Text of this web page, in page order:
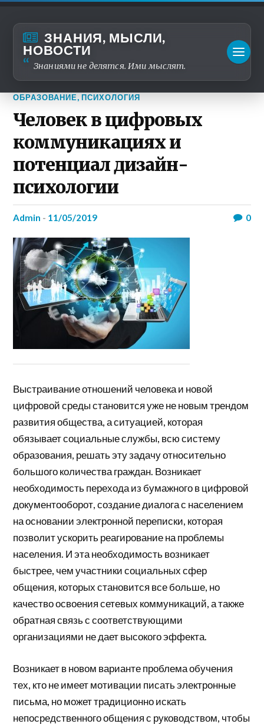
ЗНАНИЯ, МЫСЛИ,
НОВОСТИ
Знаниями не делятся. Ими мыслят.
ОБРАЗОВАНИЕ,ПСИХОЛОГИЯ
Человек в цифровых
коммуникациях и
потенциал дизайн-
психологии
admin - 11/05/2019 0
Выстраивание отношений человека и новой
цифровой среды становится уже не новым трендом
развития общества, а ситуацией, которая
обязывает социальные службы, всю систему
образования, решать эту задачу относительно
большого количества граждан. Возникает
необходимость перехода из бумажного в цифровой
документооборот, создание диалога с населением
на основании электронной переписки, которая
позволит ускорить реагирование на проблемы
населения. И эта необходимость возникает
быстрее, чем участники социальных сфер
общения, которых становится все больше, но
качество освоения сетевых коммуникаций, а также
обратная связь с соответствующими
организациями не дает высокого эффекта.
Возникает в новом варианте проблема обучения
тех, кто не имеет мотивации писать электронные
письма, но может традиционно искать
непосредственного общения с руководством, чтобы